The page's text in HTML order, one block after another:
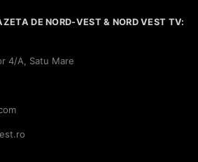
DE NORD-VEST & NORD VEST TV:
4/A, Satu Mare